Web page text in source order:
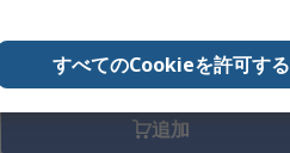
追加
すべてのCookieを許可する